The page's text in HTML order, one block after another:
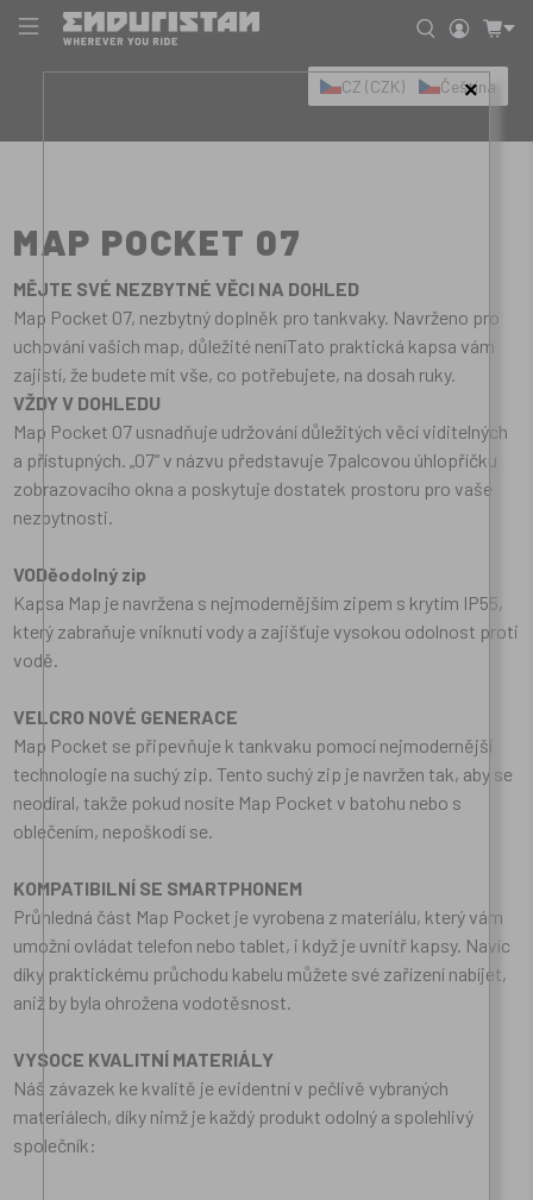
MAP POCKET 07
MĚJTE SVÉ NEZBYTNÉ VĚCI NA DOHLED
Map Pocket 07, nezbytný doplněk pro tankvaky. Navrženo pro
uchování vašich map, důležité neníTato praktická kapsa vám
zajistí, že budete mít vše, co potřebujete, na dosah ruky.
VŽDY V DOHLEDU
Map Pocket 07 usnadňuje udržování důležitých věcí viditelných
a přístupných. „07“ v názvu představuje 7palcovou úhlopříčku
zobrazovacího okna a poskytuje dostatek prostoru pro vaše
nezbytnosti.
VODěodolný zip
Kapsa Map je navržena s nejmodernějším zipem s krytím IP55,
který zabraňuje vniknutí vody a zajišťuje vysokou odolnost proti
vodě.
VELCRO NOVÉ GENERACE
Map Pocket se připevňuje k tankvaku pomocí nejmodernější
technologie na suchý zip. Tento suchý zip je navržen tak, aby se
neodíral, takže pokud nosíte Map Pocket v batohu nebo s
oblečením, nepoškodí se.
KOMPATIBILNÍ SE SMARTPHONEM
Průhledná část Map Pocket je vyrobena z materiálu, který vám
umožní ovládat telefon nebo tablet, i když je uvnitř kapsy. Navíc
díky praktickému průchodu kabelu můžete své zařízení nabíjet,
aniž by byla ohrožena vodotěsnost.
VYSOCE KVALITNÍ MATERIÁLY
Náš závazek ke kvalitě je evidentní v pečlivě vybraných
materiálech, díky nimž je každý produkt odolný a spolehlivý
společník:
CZ (CZK) Čeština
×